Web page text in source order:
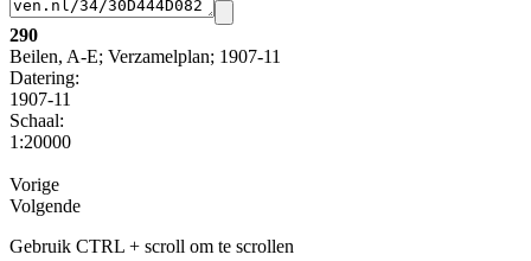
290
Beilen, A-E; Verzamelplan; 1907-11
Datering:
1907-11
Schaal:
1:20000
Vorige
Volgende
Gebruik CTRL + scroll om te scrollen